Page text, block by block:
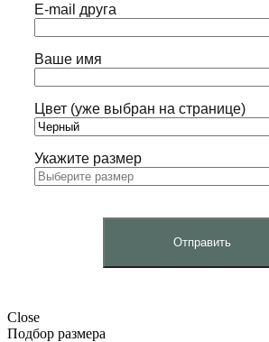
E-mail друга
Ваше имя
Цвет (уже выбран на странице)
Укажите размер
Close
Подбор размера